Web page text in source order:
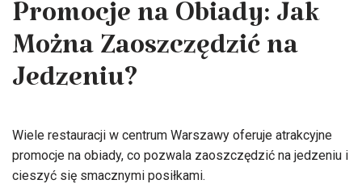
Promocje na Obiady: Jak
Można Zaoszczędzić na
Jedzeniu?
Wiele restauracji w centrum Warszawy oferuje atrakcyjne
promocje na obiady, co pozwala zaoszczędzić na jedzeniu i
cieszyć się smacznymi posiłkami.